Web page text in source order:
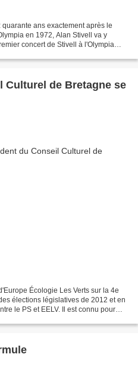
ans exactement après le
en 1972, Alan Stivell va y
concert de Stivell à l'Olympia
Culturel de Bretagne se
Écologie Les Verts sur la 4e
élections législatives de 2012 et en
le PS et EELV. Il est connu pour